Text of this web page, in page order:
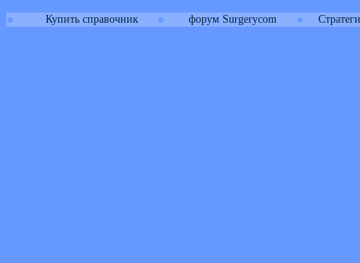
● Купить справочник ● форум Surgerycom ●